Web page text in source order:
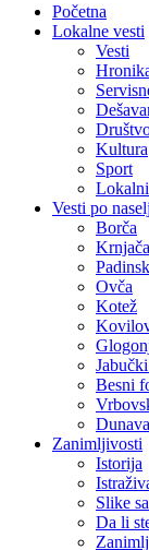
Početna
Lokalne vesti
Vesti
Kultura
Sport
Vesti po
Borča
Krnjača
Ovča
Kotež
Besni
Zanimljivosti
Istorija
Slike
Da li